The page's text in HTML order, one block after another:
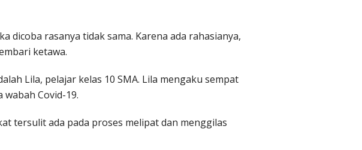
dicoba rasanya tidak sama. Karena ada rahasianya,
ketawa.
Lila, pelajar kelas 10 SMA. Lila mengaku sempat
Covid-19.
tersulit ada pada proses melipat dan menggilas